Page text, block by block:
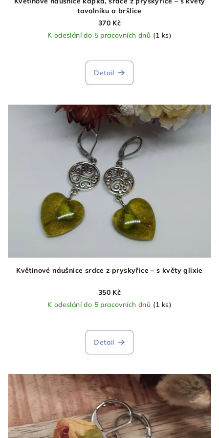
tavolníku a bršlice
370 Kč
K odeslání do 5 pracovních dnů (1 ks)
Detail
Květinové náušnice srdce z pryskyřice – s květy glixie
350 Kč
K odeslání do 5 pracovních dnů (1 ks)
Detail